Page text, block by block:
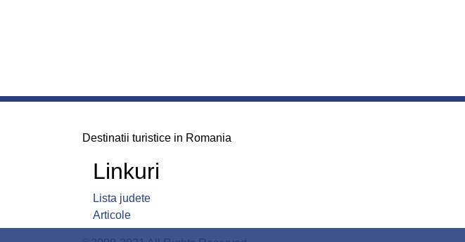
Destinatii turistice in Romania
Linkuri
Lista judete
Articole